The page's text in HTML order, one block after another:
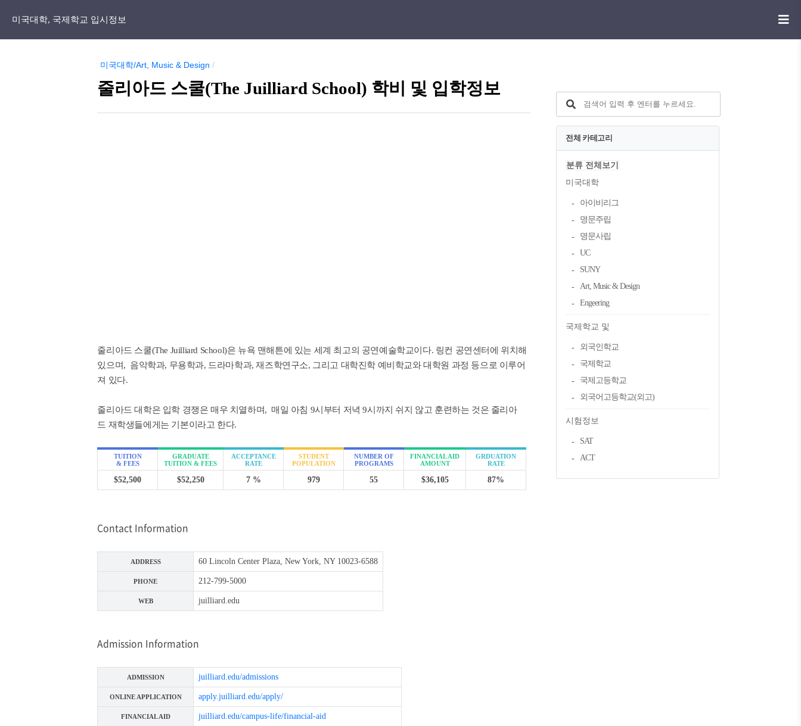
미국대학, 국제학교 입시정보
미국대학/Art, Music & Design /
줄리아드 스쿨(The Juilliard School) 학비 및 입학정보
줄리아드 스쿨(The Juilliard School)은 뉴욕 맨해튼에 있는 세계 최고의 공연예술학교이다. 링컨 공연센터에 위치해
있으며, 음악학과, 무용학과, 드라마학과, 재즈학연구소, 그리고 대학진학 예비학교와 대학원 과정 등으로 이루어
져 있다.
줄리아드 대학은 입학 경쟁은 매우 치열하며, 매일 아침 9시부터 저녁 9시까지 쉬지 않고 훈련하는 것은 줄리아
드 재학생들에게는 기본이라고 한다.
TUITION
& FEES
GRADUATE
TUITION & FEES
ACCEPTANCE
RATE
STUDENT
POPULATION
NUMBER OF
PROGRAMS
FINANCIAL AID
AMOUNT
GRDUATION
RATE
$52,500 $52,250 7 % 979 55 $36,105 87%
Contact Information
ADDRESS 60 Lincoln Center Plaza, New York, NY 10023-6588
PHONE 212-799-5000
WEB juilliard.edu
Admission Information
ADMISSION juilliard.edu/admissions
ONLINE APPLICATION apply.juilliard.edu/apply/
FINANCIAL AID juilliard.edu/campus-life/financial-aid
전체 카테고리
분류 전체보기
미국대학
아이비리그
명문주립
명문사립
UC
SUNY
Art, Music & Design
Engeering
국제학교 및
외국인학교
국제학교
국제고등학교
외국어고등학교(외고)
시험정보
SAT
ACT